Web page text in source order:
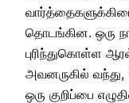
தொடங்கின. ஒரு
புரிந்துகொள்ள
அவனருகில்
ஒரு குறிப்பை